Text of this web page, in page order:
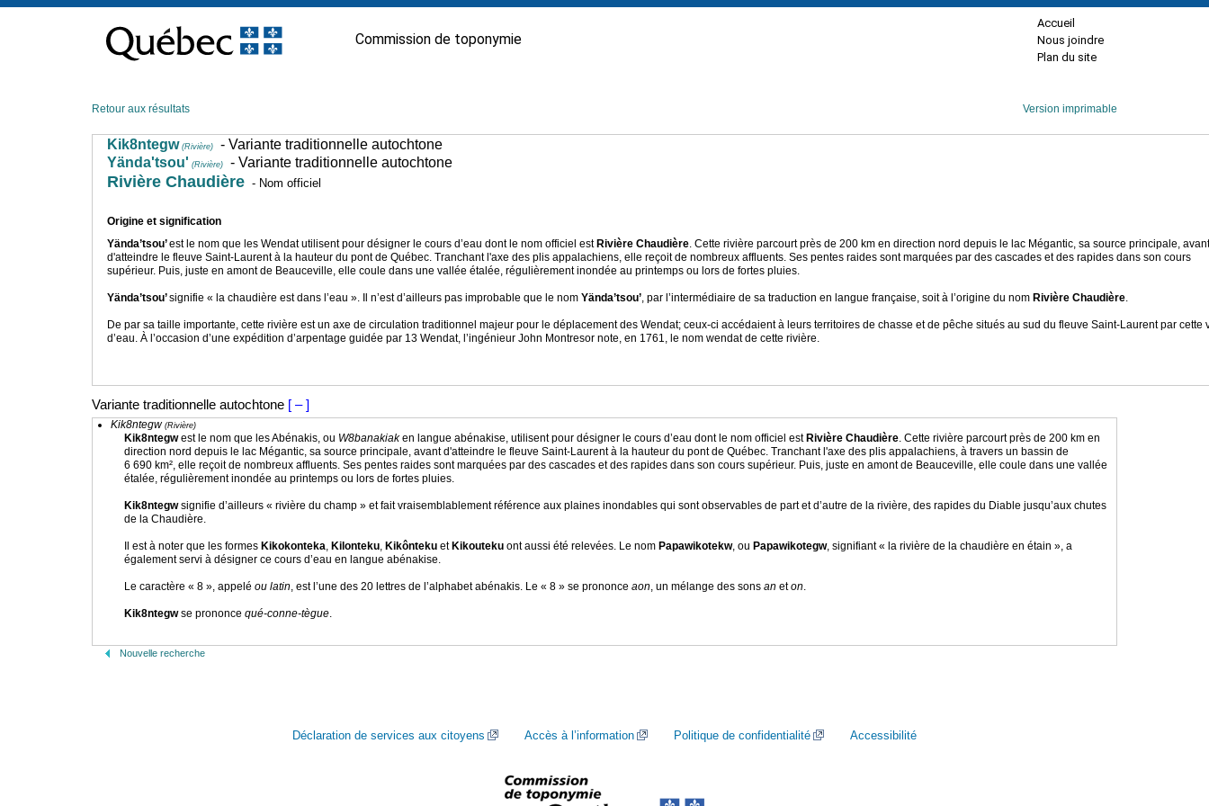
contenu
Commission de toponymie
Accueil
Nous joindre
Plan du site
Retour aux résultats Version imprimable
Kik8ntegw (Rivière)
- Variante traditionnelle autochtone
Yända'tsou' (Rivière) - Variante traditionnelle autochtone
Rivière Chaudière - Nom officiel
Origine et signification
Yända’tsou’est le nom que les Wendat utilisent pour désigner le cours d’eau dont le nom officiel est Rivière Chaudière. Cette rivière parcourt près de 200 km en direction nord depuis le lac Mégantic, sa source principale, avant
d'atteindre le fleuve Saint-Laurent à la hauteur du pont de Québec. Tranchant l'axe des plis appalachiens, elle reçoit de nombreux affluents. Ses pentes raides sont marquées par des cascades et des rapides dans son cours
supérieur. Puis, juste en amont de Beauceville, elle coule dans une vallée étalée, régulièrement inondée au printemps ou lors de fortes pluies.
Yända’tsou’signifie « la chaudière est dans l’eau ». Il n’est d’ailleurs pas improbable que le nom Yända’tsou’, par l’intermédiaire de sa traduction en langue française, soit à l’origine du nom Rivière Chaudière.
De par sa taille importante, cette rivière est un axe de circulation traditionnel majeur pour le déplacement des Wendat; ceux-ci accédaient à leurs territoires de chasse et de pêche situés au sud du fleuve Saint-Laurent par cette
d’eau. À l’occasion d’une expédition d’arpentage guidée par 13 Wendat, l’ingénieur John Montresor note, en 1761, le nom wendat de cette rivière.
Variante traditionnelle autochtone [ – ]
Kik8ntegw (Rivière)
Kik8ntegwest le nom que les Abénakis, ou W8banakiaken langue abénakise, utilisent pour désigner le cours d’eau dont le nom officiel est Rivière Chaudière. Cette rivière parcourt près de 200 km en
direction nord depuis le lac Mégantic, sa source principale, avant d'atteindre le fleuve Saint-Laurent à la hauteur du pont de Québec. Tranchant l'axe des plis appalachiens, à travers un bassin de
6 690 km², elle reçoit de nombreux affluents. Ses pentes raides sont marquées par des cascades et des rapides dans son cours supérieur. Puis, juste en amont de Beauceville, elle coule dans une vallée
étalée, régulièrement inondée au printemps ou lors de fortes pluies.
Kik8ntegwsignifie d’ailleurs « rivière du champ » et fait vraisemblablement référence aux plaines inondables qui sont observables de part et d’autre de la rivière, des rapides du Diable jusqu’aux chutes
de la Chaudière.
Il est à noter que les formes Kikokonteka, Kilonteku, Kikônteku et Kikouteku ont aussi été relevées. Le nom Papawikotekw, ou Papawikotegw, signifiant « la rivière de la chaudière en étain », a
également servi à désigner ce cours d’eau en langue abénakise.
Le caractère « 8 », appelé ou latin, est l’une des 20 lettres de l’alphabet abénakis. Le « 8 » se prononce aon, un mélange des sons an eton.
Kik8ntegwse prononce qué-conne-tègue.
Nouvelle recherche
Déclaration de services aux citoyens Accès à l’information Politique de confidentialité Accessibilité